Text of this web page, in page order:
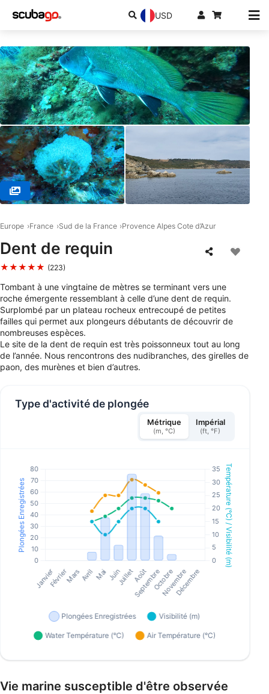
USD
Europe France Sud de la France Provence Alpes Cote d’Azur
Dent de requin
★★★★★ (223)
Tombant à une vingtaine de mètres se terminant vers une
roche émergente ressemblant à celle d’une dent de requin.
Surplombé par un plateau rocheux entrecoupé de petites
failles qui permet aux plongeurs débutants de découvrir de
nombreuses espèces.
Le site de la dent de requin est très poissonneux tout au long
de l’année. Nous rencontrons des nudibranches, des girelles de
paon, des murènes et bien d’autres.
Type d'activité de plongée
Métrique
(m, °C)
Impérial
(ft, °F)
Vie marine susceptible d'être observée